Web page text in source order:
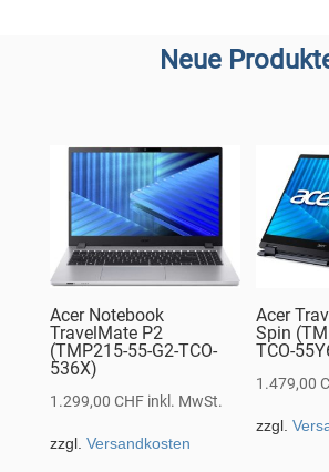
Neue
Acer Notebook
TravelMate P2
(TMP215-55-G2-TCO-
536X)
1.299,00 CHF inkl. MwSt.
zzgl. Versandkosten
Acer
Spin
TCO-
1.479,00
zzgl.